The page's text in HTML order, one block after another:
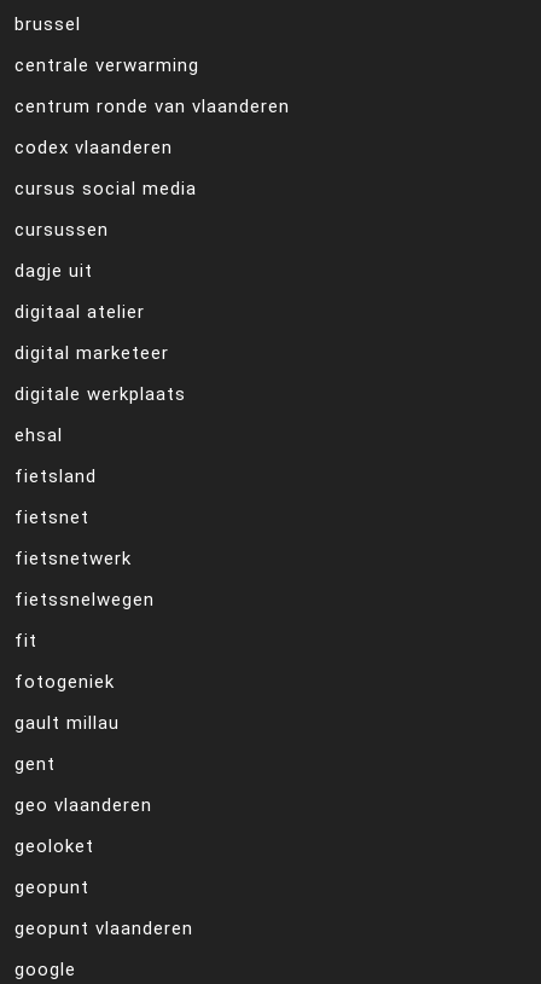
brussel
centrale verwarming
centrum ronde van vlaanderen
codex vlaanderen
cursus social media
cursussen
dagje uit
digitaal atelier
digital marketeer
digitale werkplaats
ehsal
fietsland
fietsnet
fietsnetwerk
fietssnelwegen
fit
fotogeniek
gault millau
gent
geo vlaanderen
geoloket
geopunt
geopunt vlaanderen
google